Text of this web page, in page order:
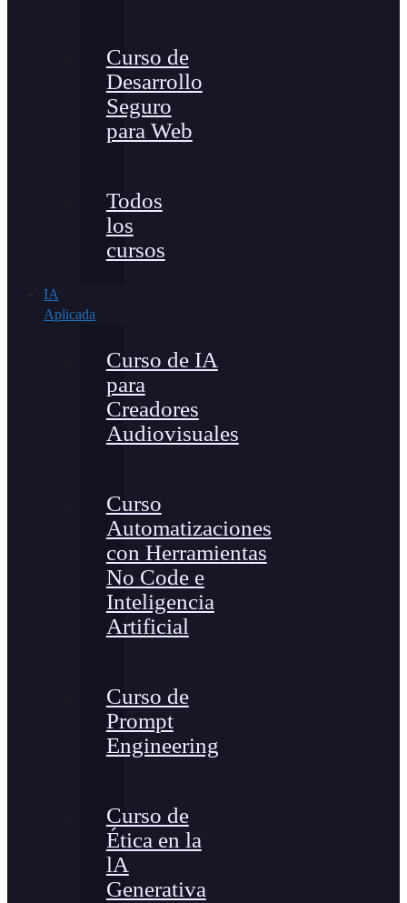
Curso de
Desarrollo
Seguro
para Web
Todos
los
cursos
IA
Aplicada
Curso de IA
para
Creadores
Audiovisuales
Curso
Automatizaciones
con Herramientas
No Code e
Inteligencia
Artificial
Curso de
Prompt
Engineering
Curso de
Ética en la
lA
Generativa